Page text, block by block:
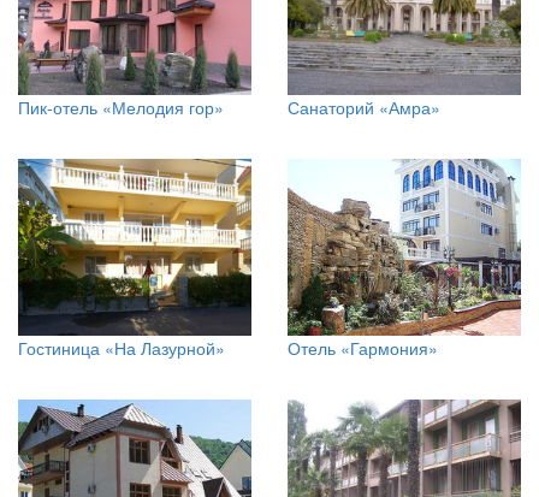
Пик-отель «Мелодия гор» Санаторий «Амра»
Гостиница «На Лазурной» Отель «Гармония»